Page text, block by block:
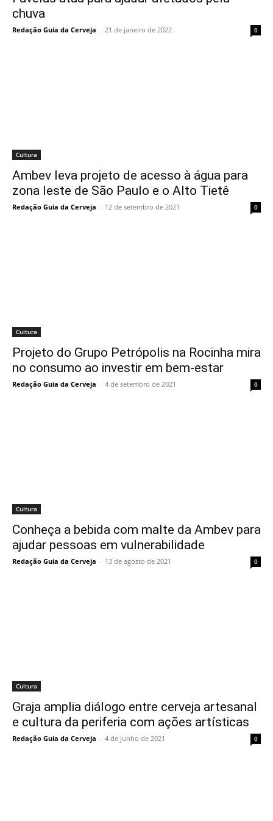
chuva
Redação Guia da Cerveja - 21 de janeiro de 2022 0
Cultura
Ambev leva projeto de acesso à água para
zona leste de São Paulo e o Alto Tietê
Redação Guia da Cerveja - 12 de setembro de 2021 0
Cultura
Projeto do Grupo Petrópolis na Rocinha mira
no consumo ao investir em bem-estar
Redação Guia da Cerveja - 4 de setembro de 2021 0
Cultura
Conheça a bebida com malte da Ambev para
ajudar pessoas em vulnerabilidade
Redação Guia da Cerveja - 13 de agosto de 2021 0
Cultura
Graja amplia diálogo entre cerveja artesanal
e cultura da periferia com ações artísticas
Redação Guia da Cerveja - 4 de junho de 2021 0